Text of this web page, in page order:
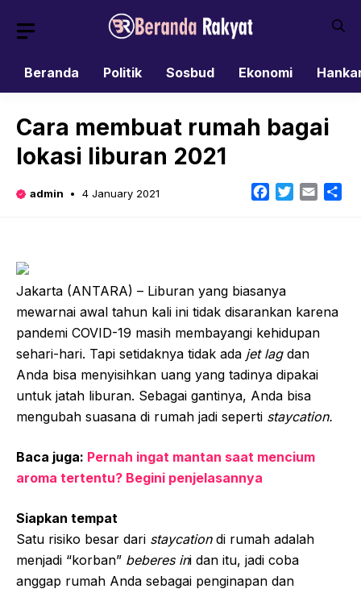
Beranda
Politik Sosbud Ekonomi
Cara membuat rumah bagai
lokasi liburan 2021
admin 4 January 2021 Facebook
TwitterEmail
Jakarta (ANTARA) – Liburan yang biasanya
mewarnai awal tahun kali ini tidak disarankan karena
pandemi COVID-19 masih membayangi kehidupan
sehari-hari. Tapi setidaknya tidak ada jet lag dan
Anda bisa menyisihkan uang yang tadinya dipakai
untuk jatah liburan. Sebagai gantinya, Anda bisa
mengubah suasana di rumah jadi seperti staycation.
Baca juga: Pernah ingat mantan saat mencium
aroma tertentu? Begini penjelasannya
Siapkan tempat
Satu risiko besar dari staycation di rumah adalah
menjadi “korban” beberes ini dan itu, jadi coba
anggap rumah Anda sebagai penginapan dan